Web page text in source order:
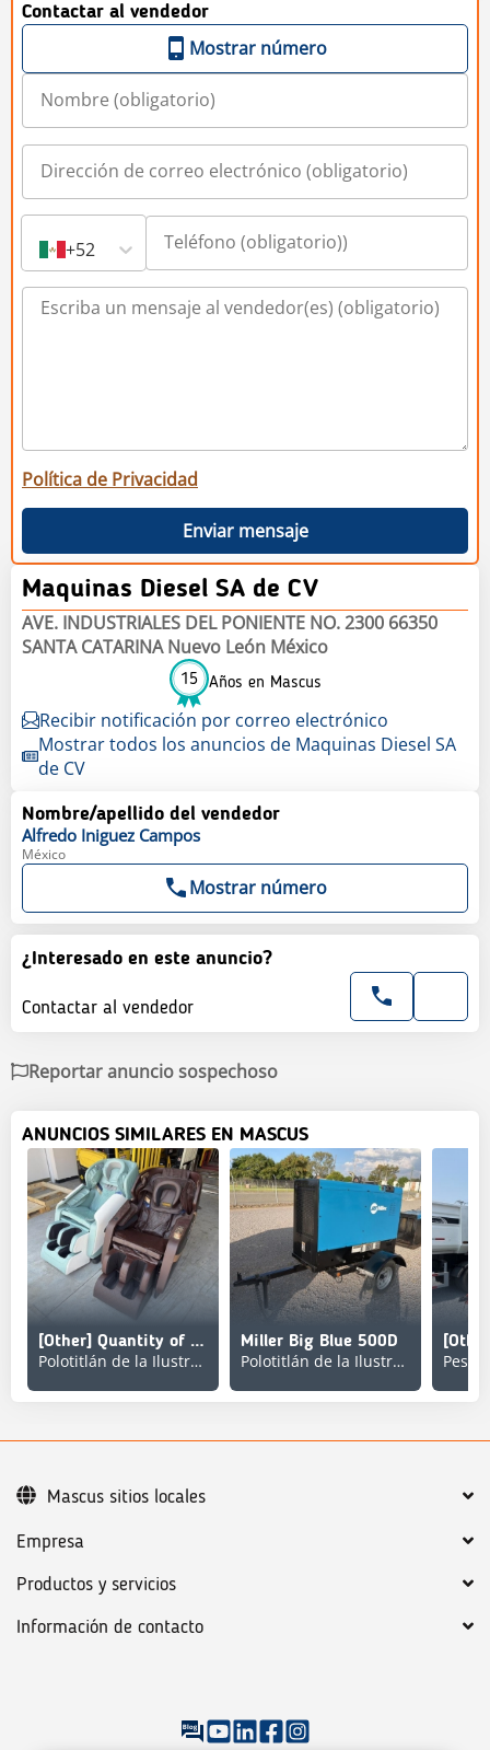
Contactar al vendedor
Mostrar número
+52
Política de Privacidad
Enviar mensaje
Maquinas Diesel SA de CV
AVE. INDUSTRIALES DEL PONIENTE NO. 2300 66350
SANTA CATARINA Nuevo León México
15 Años en Mascus
Recibir notificación por correo electrónico
Mostrar todos los anuncios de Maquinas Diesel SA
de CV
Nombre/apellido del vendedor
Alfredo Iniguez Campos
México
Mostrar número
¿Interesado en este anuncio?
Contactar al vendedor
Reportar anuncio sospechoso
ANUNCIOS SIMILARES EN MASCUS
[Other] Quantity of (2) Lote de Sillones / Couch (Unused)
Polotitlán de la Ilustración
Miller Big Blue 500D
Polotitlán de la Ilustración
Empresa
Productos y servicios
Información de contacto
Mascus sitios locales